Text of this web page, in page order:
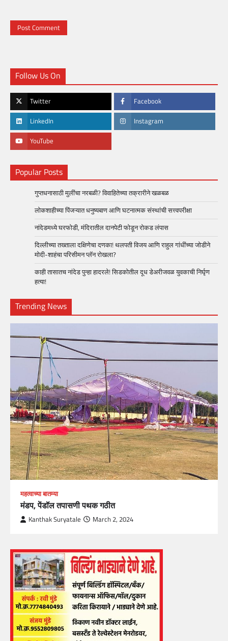
Follow Us On
Twitter Facebook
LinkedIn Instagram
YouTube
Popular Posts
गुप्तधनासाठी मुलींचा नरबळी? विवाहितेच्या तक्रारीने खळबळ
लोकशाहीच्या पिंजऱ्यात धनुष्यबाण आणि घटनात्मक संस्थांची सत्त्वपरीक्षा
नांदेडमध्ये घरफोडी, मंदिरातील दानपेटी फोडून रोकड लंपास
दिल्लीच्या तख्ताला दक्षिणेचा दणका! थलपती विजय आणि राहुल गांधींच्या जोडीने
मोदी-शाहंचा परिसीमन प्लॅन रोखला?
काही तासातच नांदेड पुन्हा हादरले! सिडकोतील दूध डेअरीजवळ युवकाची निर्घृण
हत्या!
Trending News
महत्वाच्या बातम्या
मंडप, पेंडॉल तपासणी पथक गठीत
Kanthak Suryatale March 2, 2024